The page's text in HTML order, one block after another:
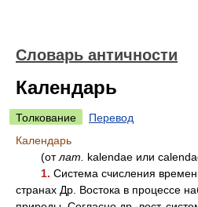
Словарь античности
Календарь
Толкование
Перевод
Календарь
(отлат.
kalendae или
1. Система счисления
странах Др. Востока в процессе